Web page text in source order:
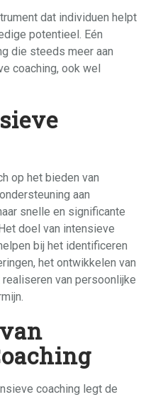
dat individuen helpt
potentieel. Eén
die steeds meer aan
coaching, ook wel
op het bieden van
aan
snelle en significante
doel van intensieve
bij het identificeren
het ontwikkelen van
van persoonlijke
coaching legt de